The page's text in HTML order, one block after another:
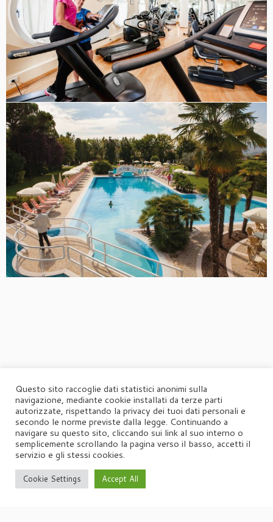
·© 2026Agorà·Powered by ·Designed con il
Questo sito raccoglie dati statistici anonimi sulla
navigazione, mediante cookie installati da terze parti
autorizzate, rispettando la privacy dei tuoi dati personali e
secondo le norme previste dalla legge. Continuando a
navigare su questo sito, cliccando sui link al suo interno o
semplicemente scrollando la pagina verso il basso, accetti il
servizio e gli stessi cookies.
Cookie Settings Accept All